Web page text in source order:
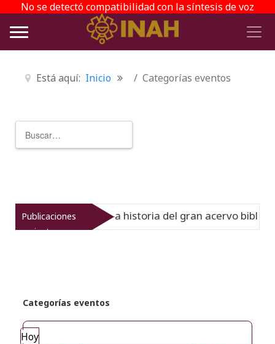
No se detectó compatibilidad con la síntesis de voz
Está aquí: Inicio Categorías eventos
Publicaciones
recientes
Virreinato muestra la historia del gran acervo
Categorías eventos
Hoy